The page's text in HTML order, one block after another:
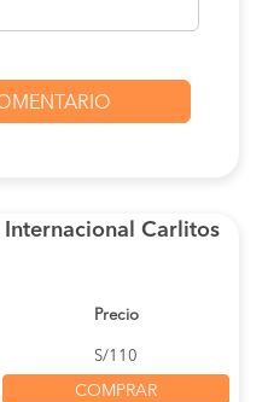
Internacional Carlitos
Precio
S/110
COMPRAR